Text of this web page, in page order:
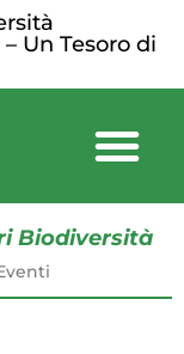
Un Tesoro di
Biodiversità